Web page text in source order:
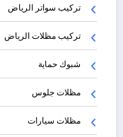
تركيب سواتر الرياض
تركيب مظلات الرياض
شبوك حماية
مظلات جلوس
مظلات سيارات